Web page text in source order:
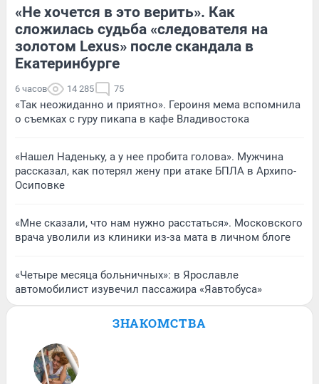
«Не хочется в это верить». Как
сложилась судьба «следователя на
золотом Lexus» после скандала в
Екатеринбурге
6 часов 14 285 75
«Так неожиданно и приятно». Героиня мема вспомнила
о съемках с гуру пикапа в кафе Владивостока
«Нашел Наденьку, а у нее пробита голова». Мужчина
рассказал, как потерял жену при атаке БПЛА в Архипо-
Осиповке
«Мне сказали, что нам нужно расстаться». Московского
врача уволили из клиники из-за мата в личном блоге
«Четыре месяца больничных»: в Ярославле
автомобилист изувечил пассажира «Яавтобуса»
ЗНАКОМСТВА